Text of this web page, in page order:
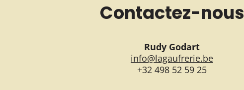
Contactez-nous
Rudy Godart
info@lagaufrerie.be
+32 498 52 59 25